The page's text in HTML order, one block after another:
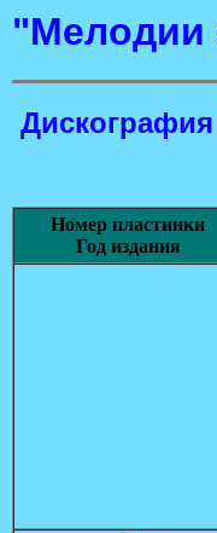
"Мелодии
Дискография
Номер пластинки
Год издания